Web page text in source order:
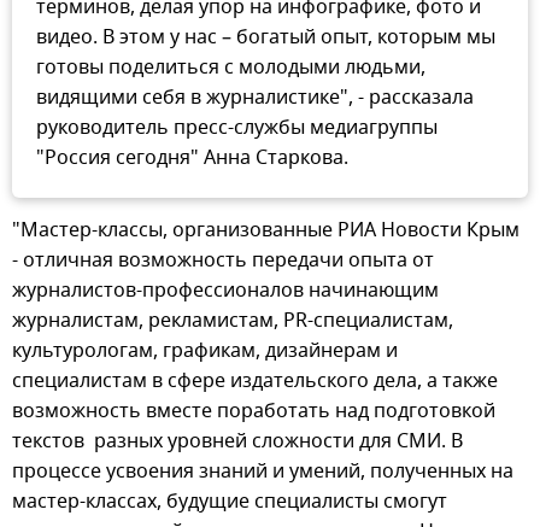
терминов, делая упор на инфографике, фото и
видео. В этом у нас – богатый опыт, которым мы
готовы поделиться с молодыми людьми,
видящими себя в журналистике", - рассказала
руководитель пресс-службы медиагруппы
"Россия сегодня" Анна Старкова.
"Мастер-классы, организованные РИА Новости Крым
- отличная возможность передачи опыта от
журналистов-профессионалов начинающим
журналистам, рекламистам, PR-специалистам,
культурологам, графикам, дизайнерам и
специалистам в сфере издательского дела, а также
возможность вместе поработать над подготовкой
текстов разных уровней сложности для СМИ. В
процессе усвоения знаний и умений, полученных на
мастер-классах, будущие специалисты смогут